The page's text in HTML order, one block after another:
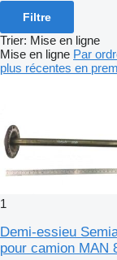
Filtre
Trier: Mise en ligne
Mise en ligne Par
plus récentes en
1
Demi-essieu
pour camion MAN